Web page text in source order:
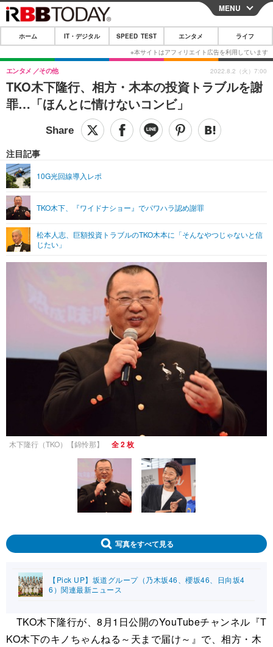
CLOSE
ホーム
IT・デジタル
IT・デジタルTOP スマートフォン
ショッピング その他
SPEED TEST
エンタメTOP 映画・ドラマ
グラビア ブログ
ショッピング その他
ライフTOP
リリース一覧
プッシュ通知の停止方法
MENU
ホーム IT・デジタル SPEED TEST エンタメ ライフ
TKO木下隆行、相方・木本の投資トラブルを謝
罪…「ほんとに情けないコンビ」
エンタメ その他
注目記事
10G光回線導入レポ
TKO木下、『ワイドナショー』でパワハラ認め謝罪
松本人志、巨額投資トラブルのTKO木本に「そんなやつじゃないと信
じたい」
2022.8.2（火）7:00
木下隆行（TKO）【錦怜那】 全 2 枚
写真をすべて見る
【Pick UP】坂道グループ（乃木坂46、櫻坂46、日向坂4
6）関連最新ニュース
TKO木下隆行が、8月1日公開のYouTubeチャンネル『T
KO木下のキノちゃんねる～天まで届け～』で、相方・木